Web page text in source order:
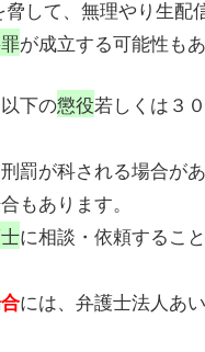
して、無理やり生
が成立する可能性もあ
下の懲役若しくは３
罰が科される場合が
もあります。
に相談・依頼すること
には、弁護士法人あ